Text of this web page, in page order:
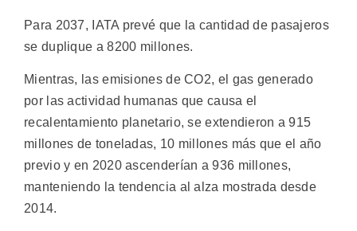
Para 2037, IATA prevé que la cantidad de pasajeros
se duplique a 8200 millones.
Mientras, las emisiones de CO2, el gas generado
por las actividad humanas que causa el
recalentamiento planetario, se extendieron a 915
millones de toneladas, 10 millones más que el año
previo y en 2020 ascenderían a 936 millones,
manteniendo la tendencia al alza mostrada desde
2014.